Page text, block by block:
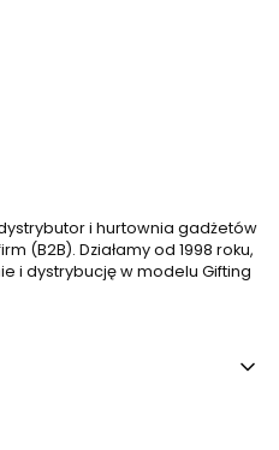
i hurtownia gadżetów
(B2B). Działamy od 1998 roku,
i dystrybucję w modelu Gifting